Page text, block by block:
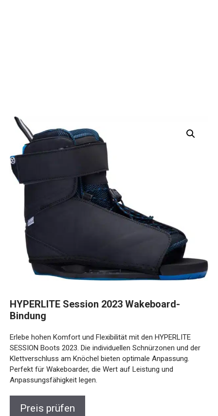
HYPERLITE Session 2023 Wakeboard-
Bindung
Erlebe hohen Komfort und Flexibilität mit den HYPERLITE
SESSION Boots 2023. Die individuellen Schnürzonen und der
Klettverschluss am Knöchel bieten optimale Anpassung.
Perfekt für Wakeboarder, die Wert auf Leistung und
Anpassungsfähigkeit legen.
Preis prüfen